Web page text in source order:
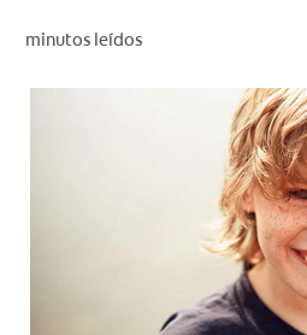
minutos leídos